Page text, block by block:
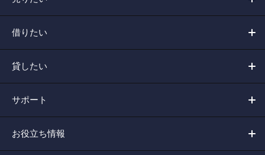
借りたい
貸したい
サポート
お役立ち情報